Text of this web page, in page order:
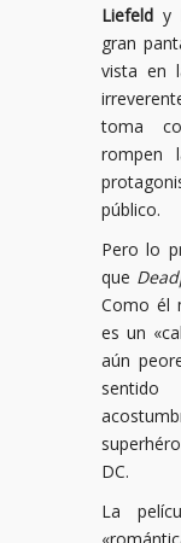
Liefeld y
gran
vista en
toma
rompen
público.
Pero lo
que
Como él
es un
aún
DC.
La